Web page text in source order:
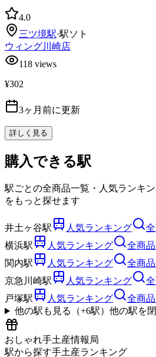
4.0
三ツ境駅·駅ソト
ウィング川崎店
118 views
¥302
3ヶ月前に更新
詳しく見る
購入できる駅
駅ごとの全商品一覧・人気ランキ
をもっと探せます
井土ヶ谷駅 人気ランキング
横浜駅
人気ランキング
全商
関内駅
人気ランキング
全商
京急川崎駅
人気ランキング
戸塚駅
人気ランキング
全商
他の駅も見る（+6駅） 他の駅を
おしゃれ手土産情報局
駅から探す手土産ランキング